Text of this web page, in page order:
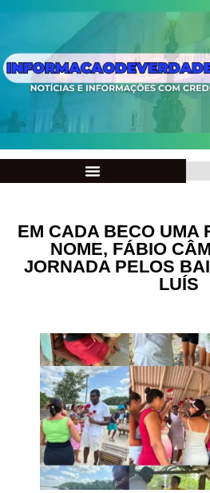
EM CADA BECO UMA
NOME, FÁBIO
JORNADA PELOS
LUÍS